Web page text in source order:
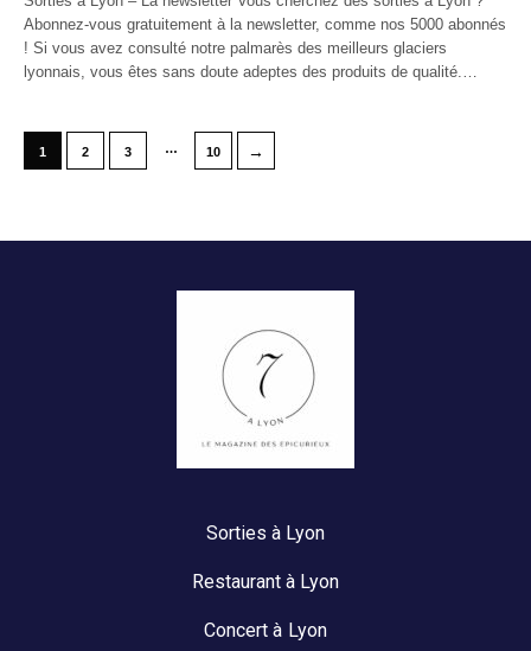
Abonnez-vous gratuitement à la newsletter, comme nos 5000 abonnés
! Si vous avez consulté notre palmarès des meilleurs glaciers
lyonnais, vous êtes sans doute adeptes des produits de qualité.…
1 2 3 … 10 →
Sorties à Lyon
Restaurant à Lyon
Concert à Lyon